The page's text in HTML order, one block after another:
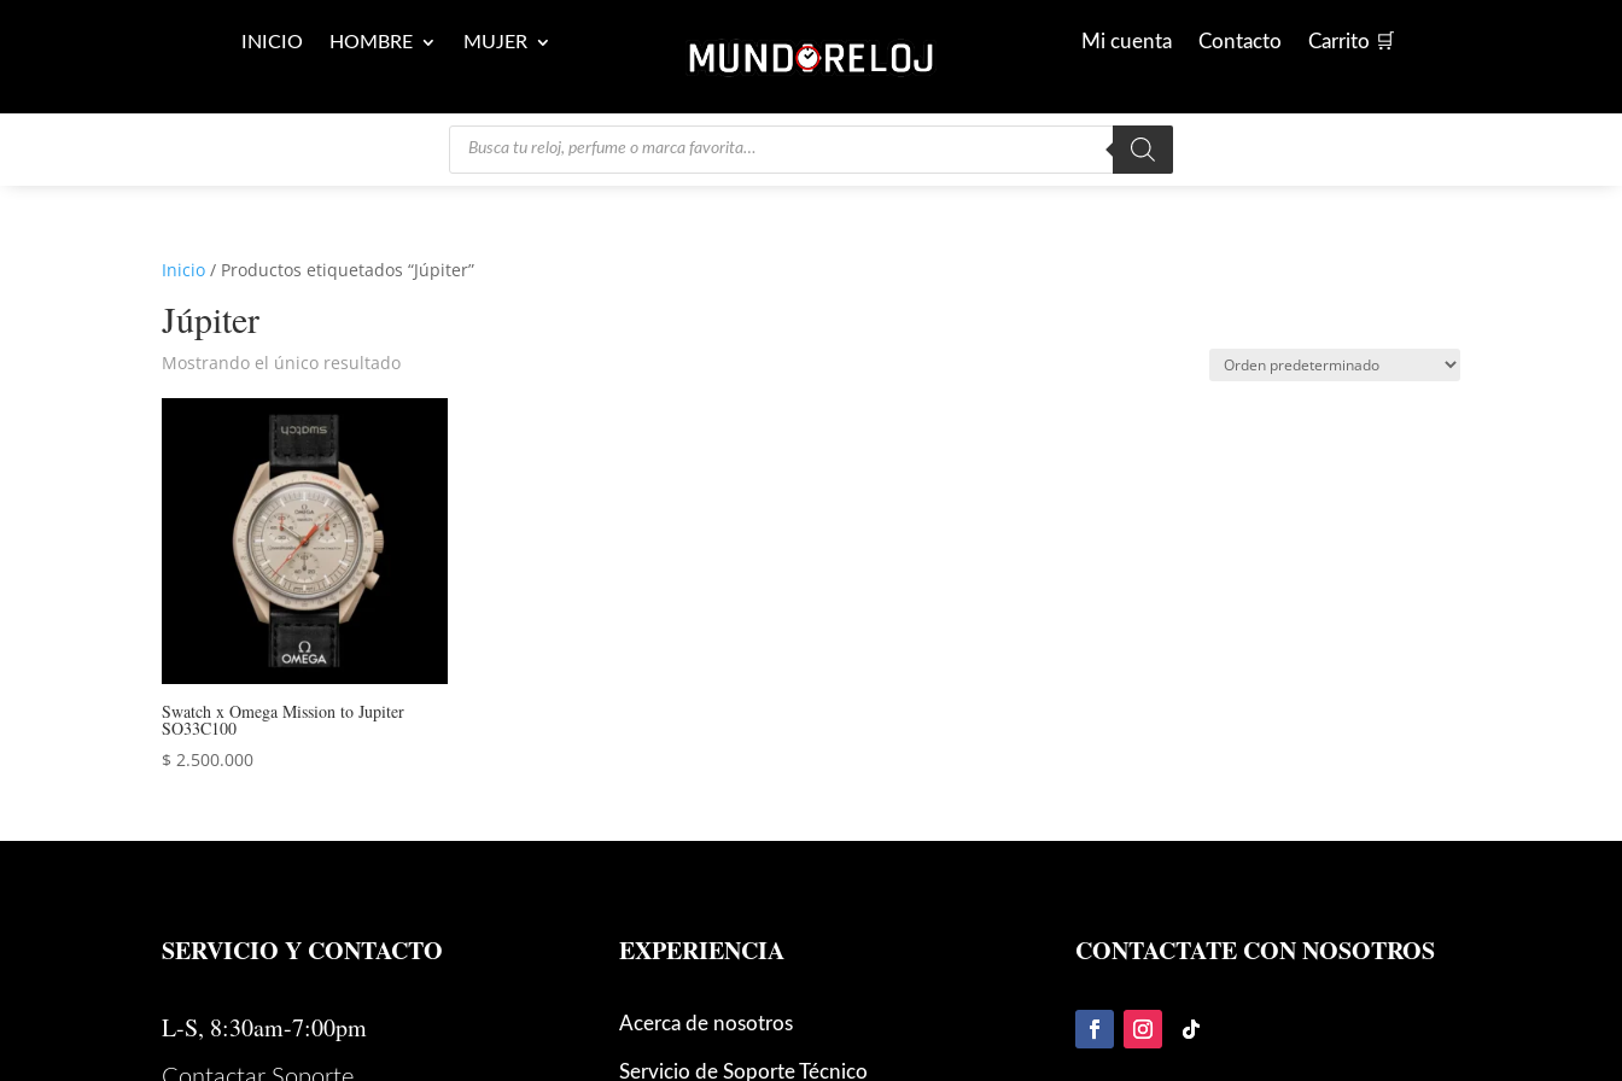
INICIO HOMBRE MUJER Mi cuenta Contacto Carrito 🛒
Búsqueda
productos
Inicio / Productos etiquetados “Júpiter”
Júpiter
Mostrando el único resultado
Swatch x Omega Mission to Jupiter
SO33C100
$ 2.500.000
SERVICIO Y CONTACTO
L-S, 8:30am-7:00pm
EXPERIENCIA
Acerca de nosotros
Servicio de Soporte Técnico
CONTACTATE CON NOSOTROS